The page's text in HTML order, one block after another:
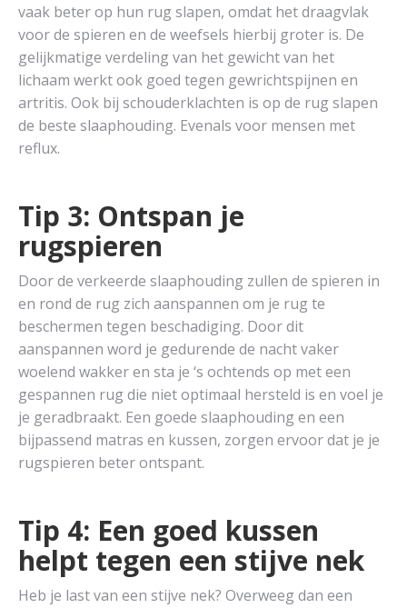
vaak beter op hun rug slapen, omdat het draagvlak
voor de spieren en de weefsels hierbij groter is. De
gelijkmatige verdeling van het gewicht van het
lichaam werkt ook goed tegen gewrichtspijnen en
artritis. Ook bij schouderklachten is op de rug slapen
de beste slaaphouding. Evenals voor mensen met
reflux.
Tip 3: Ontspan je
rugspieren
Door de verkeerde slaaphouding zullen de spieren in
en rond de rug zich aanspannen om je rug te
beschermen tegen beschadiging. Door dit
aanspannen word je gedurende de nacht vaker
woelend wakker en sta je ‘s ochtends op met een
gespannen rug die niet optimaal hersteld is en voel je
je geradbraakt. Een goede slaaphouding en een
bijpassend matras en kussen, zorgen ervoor dat je je
rugspieren beter ontspant.
Tip 4: Een goed kussen
helpt tegen een stijve nek
Heb je last van een stijve nek? Overweeg dan een